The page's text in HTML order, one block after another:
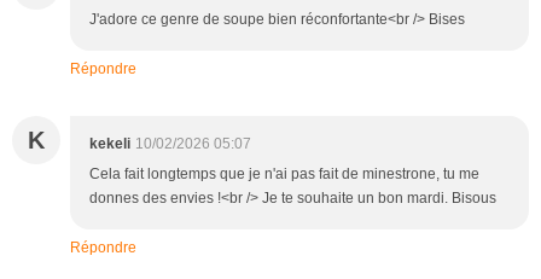
J'adore ce genre de soupe bien réconfortante<br /> Bises
Répondre
K kekeli 10/02/2026 05:07
Cela fait longtemps que je n'ai pas fait de minestrone, tu me
donnes des envies !<br /> Je te souhaite un bon mardi. Bisous
Répondre